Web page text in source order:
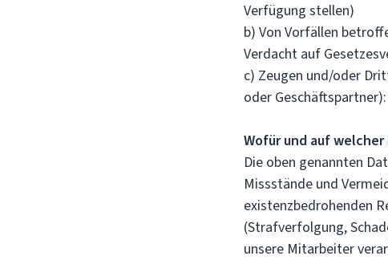
Verfügung stellen)
b) Von Vorfällen
Verdacht auf
c) Zeugen und/oder
oder
Wofür und auf
Die oben genannten
Missstände und
existenzbedrohenden
(Strafverfolgung,
unsere Mitarbeiter